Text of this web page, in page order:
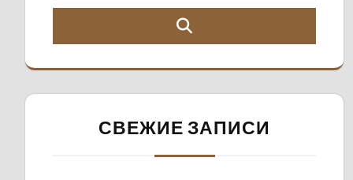
СВЕЖИЕ ЗАПИСИ